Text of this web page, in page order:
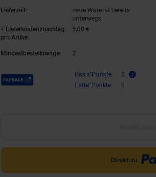
Lieferzeit:
neue Ware ist bereits
unterwegs
+ Lieferkostenzuschlag
pro Artikel
5,00 €
Mindestbestellmenge: 2
Payback Punkte Basis°Punkte:
2
Extra°Punkte:
0